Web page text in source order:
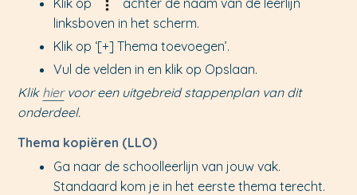
linksboven in het scherm.
Klik op ‘[+] Thema toevoegen’.
Vul de velden in en klik op Opslaan.
Klik hiervoor een uitgebreid stappenplan van dit
onderdeel.
Thema kopiëren (LLO)
Ga naar de schoolleerlijn van jouw vak.
Standaard kom je in het eerste thema terecht.